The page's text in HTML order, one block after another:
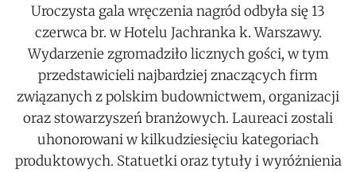
Uroczysta gala wręczenia nagród odbyła się 13
czerwca br. w Hotelu Jachranka k. Warszawy.
Wydarzenie zgromadziło licznych gości, w tym
przedstawicieli najbardziej znaczących firm
związanych z polskim budownictwem, organizacji
oraz stowarzyszeń branżowych. Laureaci zostali
uhonorowani w kilkudziesięciu kategoriach
produktowych. Statuetki oraz tytuły i wyróżnienia